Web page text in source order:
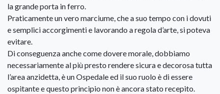
la grande porta in ferro.
Praticamente un vero marciume, che a suo tempo con i dovuti
e semplici accorgimenti e lavorando a regola d’arte, si poteva
evitare.
Di conseguenza anche come dovere morale, dobbiamo
necessariamente al più presto rendere sicura e decorosa tutta
l’area anzidetta, è un Ospedale ed il suo ruolo è di essere
ospitante e questo principio non è ancora stato recepito.